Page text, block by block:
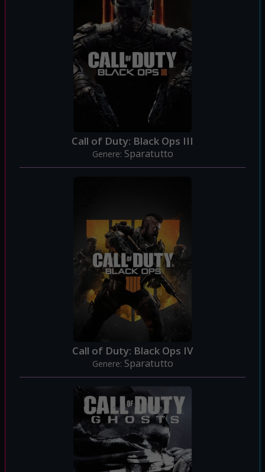
Call of Duty: Black Ops III
Genere: Sparatutto
Call of Duty: Black Ops IV
Genere: Sparatutto